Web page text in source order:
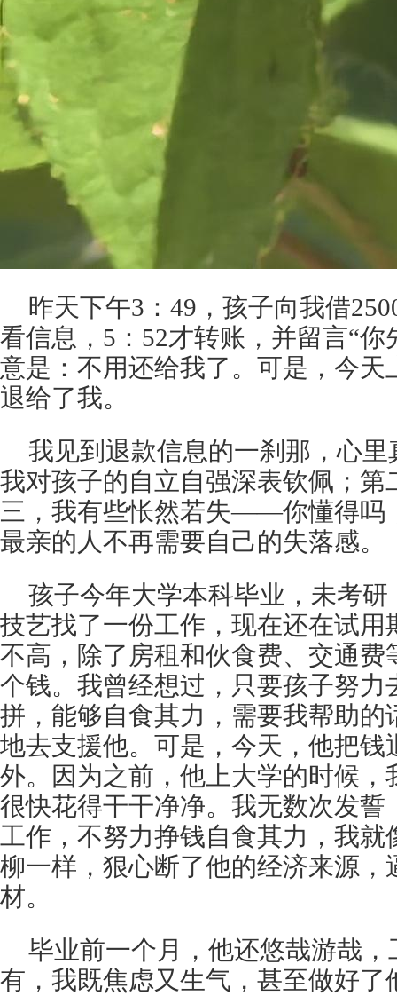
昨天下午3：49，孩子向我借
看信息，5：52才转账，并留言“你
意是：不用还给我了。可是，今天
退给了我。
我见到退款信息的一刹那，心
我对孩子的自立自强深表钦佩；第
三，我有些怅然若失——你懂得吗
最亲的人不再需要自己的失落感。
孩子今年大学本科毕业，未考
技艺找了一份工作，现在还在试用
不高，除了房租和伙食费、交通费
个钱。我曾经想过，只要孩子努力
拼，能够自食其力，需要我帮助的
地去支援他。可是，今天，他把钱
外。因为之前，他上大学的时候，
很快花得干干净净。我无数次发誓
工作，不努力挣钱自食其力，我就
柳一样，狠心断了他的经济来源，
材。
毕业前一个月，他还悠哉游哉
有，我既焦虑又生气，甚至做好了